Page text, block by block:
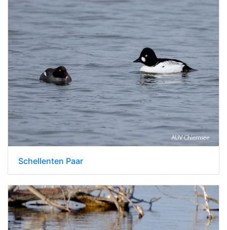
Schellenten Paar